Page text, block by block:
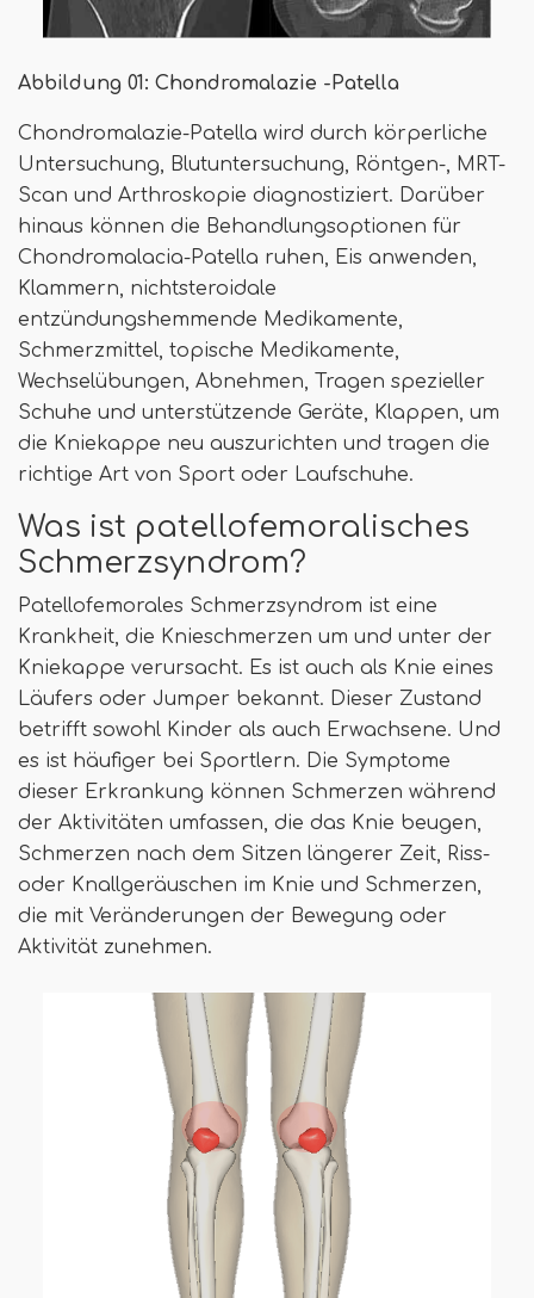
Abbildung 01: Chondromalazie -Patella
Chondromalazie-Patella wird durch körperliche
Untersuchung, Blutuntersuchung, Röntgen-, MRT-
Scan und Arthroskopie diagnostiziert. Darüber
hinaus können die Behandlungsoptionen für
Chondromalacia-Patella ruhen, Eis anwenden,
Klammern, nichtsteroidale
entzündungshemmende Medikamente,
Schmerzmittel, topische Medikamente,
Wechselübungen, Abnehmen, Tragen spezieller
Schuhe und unterstützende Geräte, Klappen, um
die Kniekappe neu auszurichten und tragen die
richtige Art von Sport oder Laufschuhe.
Was ist patellofemoralisches
Schmerzsyndrom?
Patellofemorales Schmerzsyndrom ist eine
Krankheit, die Knieschmerzen um und unter der
Kniekappe verursacht. Es ist auch als Knie eines
Läufers oder Jumper bekannt. Dieser Zustand
betrifft sowohl Kinder als auch Erwachsene. Und
es ist häufiger bei Sportlern. Die Symptome
dieser Erkrankung können Schmerzen während
der Aktivitäten umfassen, die das Knie beugen,
Schmerzen nach dem Sitzen längerer Zeit, Riss-
oder Knallgeräuschen im Knie und Schmerzen,
die mit Veränderungen der Bewegung oder
Aktivität zunehmen.